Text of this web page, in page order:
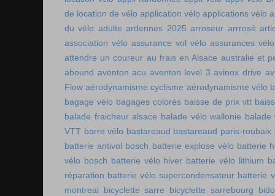
de location de vélo application vélo applications vélo
du vélo adulte ardennes 2025 arroseur arrrosé
association vélo assurance vol vélo assurances vélo
attendre un coureur au frais en Alsace australie et
abound aventon acu aventon level 3 avinox drive
Flow aérodynamisme cyclisme aérodynamisme vélo
bagage vélo bagages colorés baisse de prix vtt
balade fraicheur alsace balade vélo wallonie balade
VTT barre vélo bastareaud bastareaud paris-roubaix
batterie antivol bosch batterie explose vélo batterie
vélo bosch batterie vélo hiver batterie vélo lithium
réparation batterie vélo supercondensateur batterie
montreal
bicyclette sarre bicyclette sarrebourg